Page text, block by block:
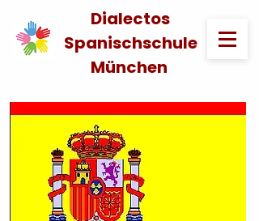
Dialectos
Spanischschule
München